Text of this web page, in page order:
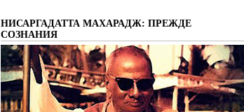
НИСАРГАДАТТА МАХАРАДЖ: ПРЕЖДЕ
СОЗНАНИЯ